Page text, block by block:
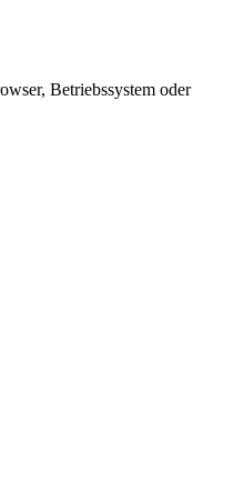
Betriebssystem oder